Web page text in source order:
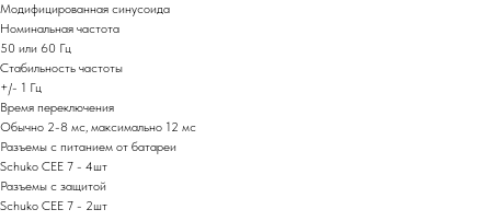
Модифицированная синусоида
Номинальная частота
50 или 60 Гц
Стабильность частоты
+/- 1 Гц
Время переключения
Обычно 2-8 мс, максимально 12 мс
Разъемы с питанием от батареи
Schuko CEE 7 - 4шт
Разъемы с защитой
Schuko CEE 7 - 2шт